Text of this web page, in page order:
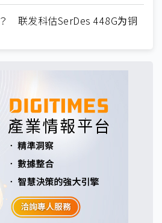
联发科估SerDes 448G为铜